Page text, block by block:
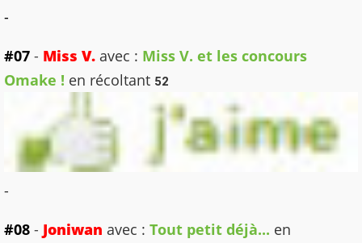
-
#07 - Miss V. avec : Miss V. et les concours
Omake ! en récoltant 52
-
#08 - Joniwan avec : Tout petit déjà... en